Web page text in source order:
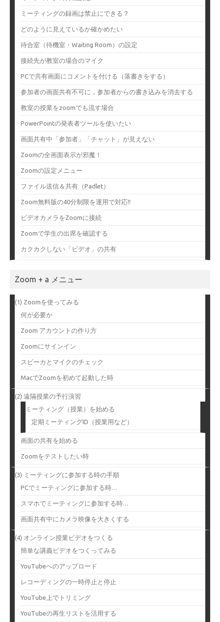
ミーティングの録画は禁止にできる？
どのように見えているか確かめたい
待合室（待機室・Waiting Room）の設定
接続先が教室の場合のマイク
PCで共有画面にコメントを付ける（落書きをする）
参加者の画面共有不可に，参加者からの書き込みを消去する
教室の授業をzoomでも流す場合
PowerPointの発表者ツールを使いたい
画面共有中「参加者」「チャット」が見えない
Zoomの全画面表示が邪魔！
Zoomの設定メニュー
ファイル送信＆共有（Padlet）
Zoom無料版の40分制限を運用で対応!!
ビデオカメラをZoomに接続
Zoomで学生の出席を確認する
カクカクしない「ビデオ」の共有
Zoom + a メニュー
(1) Zoomを使ってみる
何が必要か
Zoom アカウントの作り方
Zoomにサインイン
スピーカとマイクのチェック
MacでZoomを初めて起動した時
(2) 遠隔授業の予行演習
ミーティング（授業）を始める
定期ミーティングID（授業用など）
画面の共有を始める
Zoomをテストしたい時
(3) ミーティングに参加する時の手順
PCでミーティングに参加する時…
スマホでミーティングに参加する時…
画面共有中にカメラ映像を大きくする
(4) オンライン授業ビデオをつくる
簡単な講義ビデオをつくってみる
YouTubeへのアップロード
レコーディングの一時停止と停止
YouTube上でトリミング
YouTubeの再生リストを活用する